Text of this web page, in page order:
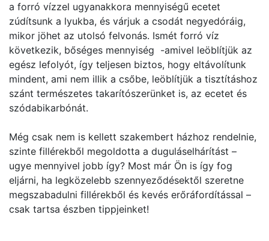
a forró vízzel ugyanakkora mennyiségű ecetet
zúdítsunk a lyukba, és várjuk a csodát negyedóráig,
mikor jöhet az utolsó felvonás. Ismét forró víz
következik, bőséges mennyiség -amivel leöblítjük az
egész lefolyót, így teljesen biztos, hogy eltávolítunk
mindent, ami nem illik a csőbe, leöblítjük a tisztításhoz
szánt természetes takarítószerünket is, az ecetet és
szódabikarbónát.
Még csak nem is kellett szakembert házhoz rendelnie,
szinte fillérekből megoldotta a duguláselhárítást –
ugye mennyivel jobb így? Most már Ön is így fog
eljárni, ha legközelebb szennyeződésektől szeretne
megszabadulni fillérekből és kevés erőráfordítással –
csak tartsa észben tippjeinket!